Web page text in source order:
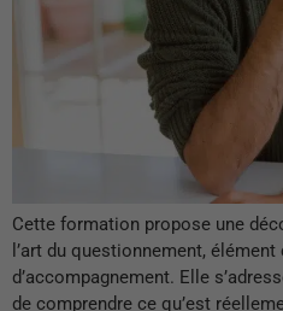
Cette formation propose une
l’art du questionnement,
d’accompagnement. Elle
de comprendre ce qu’est